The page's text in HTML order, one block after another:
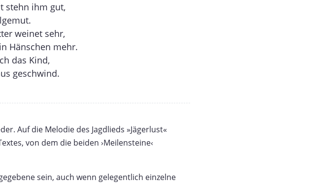
stehn ihm gut,
weinet sehr,
Hänschen mehr.
das Kind,
geschwind.
Auf die Melodie des Jagdlieds »Jägerlust«
von dem die beiden ›Meilensteine‹
sein, auch wenn gelegentlich einzelne